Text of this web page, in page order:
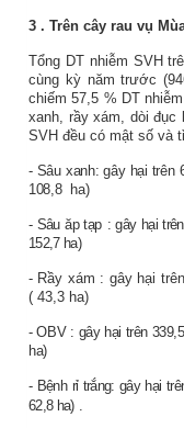
3 . Trên cây rau vụ
Tổng DT nhiễm SVH
cùng kỳ năm trước
chiếm57,5 % DT
xanh, rầy xám, dòi đục
SVH đều có mật số và
- Sâu xanh: gây hại trên
108,8 ha)
- Sâuăp tạp : gây hại trên
152,7 ha)
- Rầy xám : gây hại
( 43,3 ha)
-OBV : gây hại trên 339,5
ha)
- Bệnh rỉ trắng: gây hại
62,8 ha)